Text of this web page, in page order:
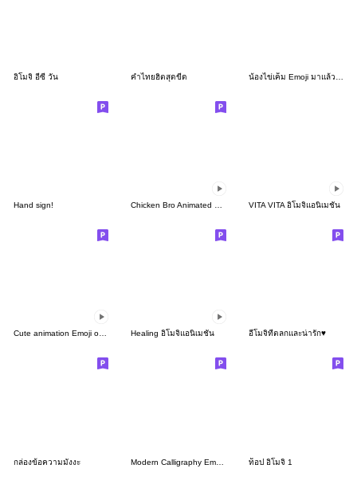
อิโมจิ อีซี่ วัน คำไทยฮิตสุดขีด
Hand sign! VITA VITA อิโมจิแอนิเมชัน
Cute animation Emoji of the simple man Healing อิโมจิแอนิเมชัน อีโมจิที่ตลกและน่ารัก♥
กล่องข้อความมังงะ ท็อป อิโมจิ 1